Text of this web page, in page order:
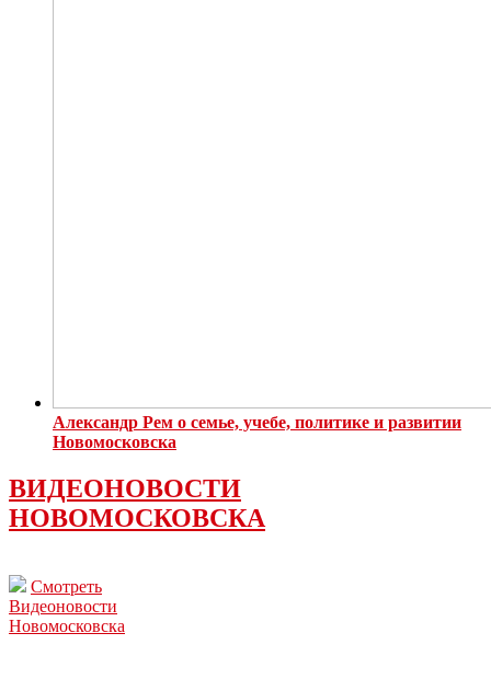
Александр Рем о семье, учебе, политике и развитии
Новомосковска
ВИДЕОНОВОСТИ
НОВОМОСКОВСКА
Смотреть
Видеоновости
Новомосковска